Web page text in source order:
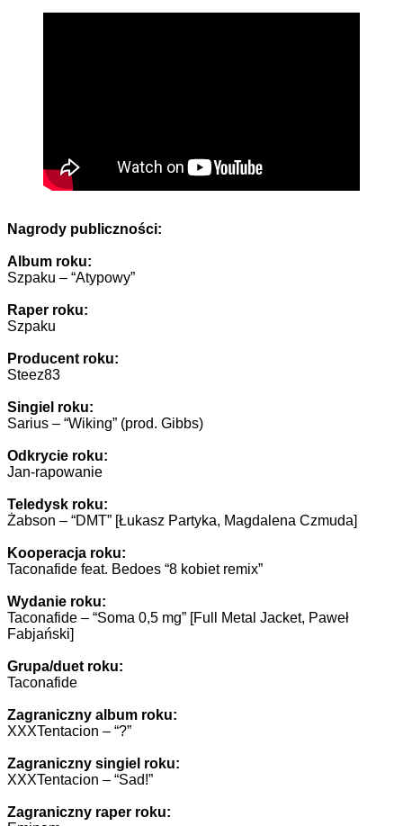
Nagrody publiczności:
Album roku:
Szpaku – “Atypowy”
Raper roku:
Szpaku
Producent roku:
Steez83
Singiel roku:
Sarius – “Wiking” (prod. Gibbs)
Odkrycie roku:
Jan-rapowanie
Teledysk roku:
Żabson – “DMT” [Łukasz Partyka, Magdalena Czmuda]
Kooperacja roku:
Taconafide feat. Bedoes “8 kobiet remix”
Wydanie roku:
Taconafide – “Soma 0,5 mg” [Full Metal Jacket, Paweł
Fabjański]
Grupa/duet roku:
Taconafide
Zagraniczny album roku:
XXXTentacion – “?”
Zagraniczny singiel roku:
XXXTentacion – “Sad!”
Zagraniczny raper roku: